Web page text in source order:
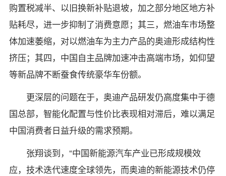
购置税减半、以旧换新补贴退坡，加之部分地区地方补
贴耗尽，进一步抑制了消费意愿；其三，燃油车市场整
体加速萎缩，对以燃油车为主力产品的奥迪形成结构性
挤压；其四，中国自主品牌加速冲击高端市场，如仰望
等新品牌不断蚕食传统豪华车份额。
更深层的问题在于，奥迪产品研发仍高度集中于德
国总部，智能化配置与性价比表现相对滞后，难以满足
中国消费者日益升级的需求预期。
张翔谈到，“中国新能源汽车产业已形成规模效
应，技术迭代速度全球领先，而奥迪的新能源技术仍停